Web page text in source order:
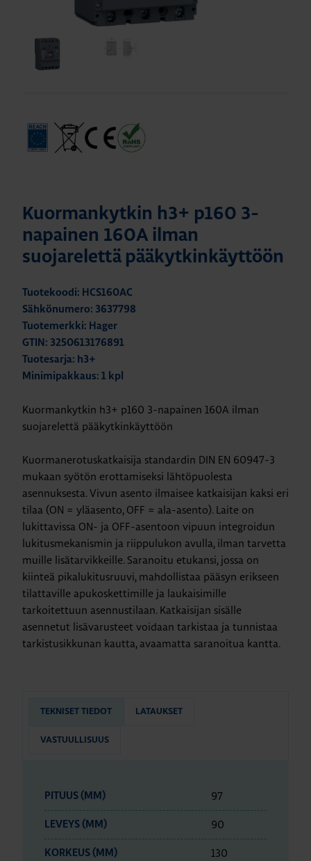
Kuormankytkin h3+ p160 3-
napainen 160A ilman
suojarelettä pääkytkinkäyttöön
Tuotekoodi: HCS160AC
Sähkönumero: 3637798
Tuotemerkki: Hager
GTIN: 3250613176891
Tuotesarja: h3+
Minimipakkaus: 1 kpl
Kuormankytkin h3+ p160 3-napainen 160A ilman
suojarelettä pääkytkinkäyttöön
Kuormanerotuskatkaisija standardin DIN EN 60947-3
mukaan syötön erottamiseksi lähtöpuolesta
asennuksesta. Vivun asento ilmaisee katkaisijan kaksi eri
tilaa (ON = yläasento, OFF = ala-asento). Laite on
lukittavissa ON- ja OFF-asentoon vipuun integroidun
lukitusmekanismin ja riippulukon avulla, ilman tarvetta
muille lisätarvikkeille. Saranoitu etukansi, jossa on
kiinteä pikalukitusruuvi, mahdollistaa pääsyn erikseen
tilattaville apukoskettimille ja laukaisimille
tarkoitettuun asennustilaan. Katkaisijan sisälle
asennetut lisävarusteet voidaan tarkistaa ja tunnistaa
tarkistusikkunan kautta, avaamatta saranoitua kantta.
TEKNISET TIEDOT LATAUKSET
VASTUULLISUUS
PITUUS (MM) 97
LEVEYS (MM) 90
KORKEUS (MM) 130